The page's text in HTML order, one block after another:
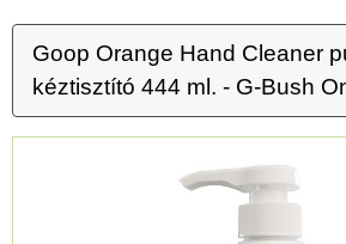
Goop Orange Hand Cleaner
kéztisztító 444 ml. - G-Bush